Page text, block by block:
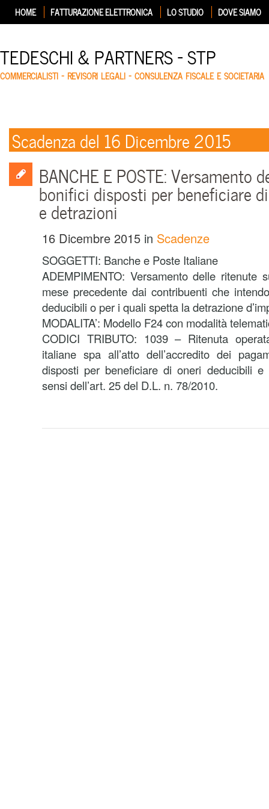
HOME FATTURAZIONE ELETTRONICA LO STUDIO DOVE SIAMO
TEDESCHI & PARTNERS – STP
COMMERCIALISTI – REVISORI LEGALI – CONSULENZA FISCALE E SOCIETARIA
Scadenza del 16 Dicembre 2015
BANCHE E POSTE: Versamento
bonifici disposti per beneficiare
e detrazioni
16 Dicembre 2015 in Scadenze
SOGGETTI: Banche e Poste Italiane
ADEMPIMENTO: Versamento delle ritenute
mese precedente dai contribuenti che
deducibili o per i quali spetta la detrazione
MODALITA’: Modello F24 con modalità
CODICI TRIBUTO: 1039 – Ritenuta
italiane spa all’atto dell’accredito dei
disposti per beneficiare di oneri deducibili e
sensi dell’art. 25 del D.L. n. 78/2010.